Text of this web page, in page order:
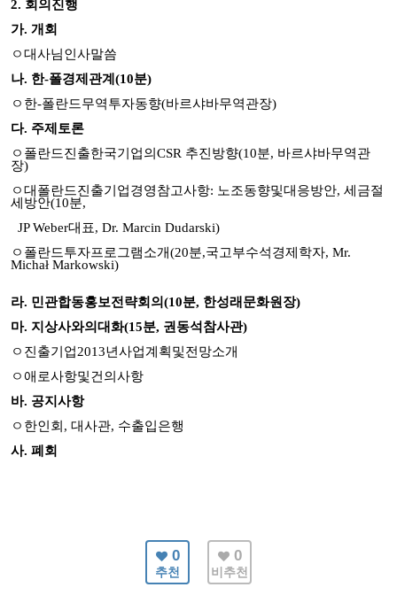
2. 회의진행
가. 개회
ㅇ대사님인사말씀
나. 한-폴경제관계 (10분)
ㅇ 한-폴란드무역투자동향(바르샤바무역관장)
다. 주제토론
ㅇ 폴란드진출한국기업의 CSR 추진방향(10분, 바르샤바무역관
장)
ㅇ대폴란드진출기업경영참고사항: 노조동향및대응방안, 세금절
세방안(10분,
JP Weber대표, Dr. Marcin Dudarski)
ㅇ 폴란드투자프로그램소개(20분,국고부수석경제학자, Mr.
Michał Markowski)
라. 민관합동홍보전략회의(10분, 한성래문화원장)
마. 지상사와의대화(15분, 권동석참사관)
ㅇ 진출기업2013년사업계획및전망소개
ㅇ애로사항및건의사항
바. 공지사항
ㅇ 한인회 , 대사관, 수출입은행
사. 폐회
0
추천
0
비추천